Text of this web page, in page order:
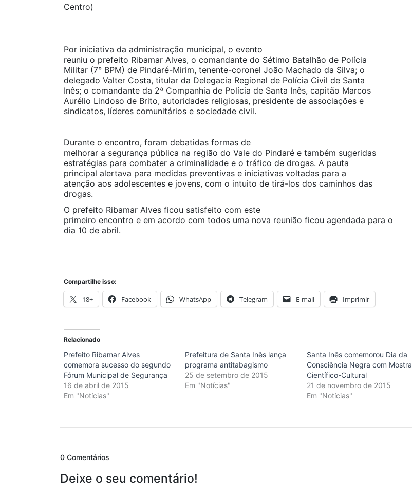
Centro)
Por iniciativa da administração municipal, o evento
reuniu o prefeito Ribamar Alves, o comandante do Sétimo Batalhão de Polícia
Militar (7° BPM) de Pindaré-Mirim, tenente-coronel João Machado da Silva; o
delegado Valter Costa, titular da Delegacia Regional de Polícia Civil de Santa
Inês; o comandante da 2ª Companhia de Polícia de Santa Inês, capitão Marcos
Aurélio Lindoso de Brito, autoridades religiosas, presidente de associações e
sindicatos, líderes comunitários e sociedade civil.
Durante o encontro, foram debatidas formas de
melhorar a segurança pública na região do Vale do Pindaré e também sugeridas
estratégias para combater a criminalidade e o tráfico de drogas. A pauta
principal alertava para medidas preventivas e iniciativas voltadas para a
atenção aos adolescentes e jovens, com o intuito de tirá-los dos caminhos das
drogas.
O prefeito Ribamar Alves ficou satisfeito com este
primeiro encontro e em acordo com todos uma nova reunião ficou agendada para o
dia 10 de abril.
Compartilhe isso:
18+ Facebook WhatsApp Telegram E-mail Imprimir
Relacionado
Prefeito Ribamar Alves
comemora sucesso do segundo
Fórum Municipal de Segurança
16 de abril de 2015
Em "Notícias"
Prefeitura de Santa Inês lança
programa antitabagismo
25 de setembro de 2015
Em "Notícias"
Santa Inês comemorou Dia da
Consciência Negra com Mostra
Científico-Cultural
21 de novembro de 2015
Em "Notícias"
0 Comentários
Deixe o seu comentário!